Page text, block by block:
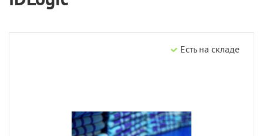
Есть на складе